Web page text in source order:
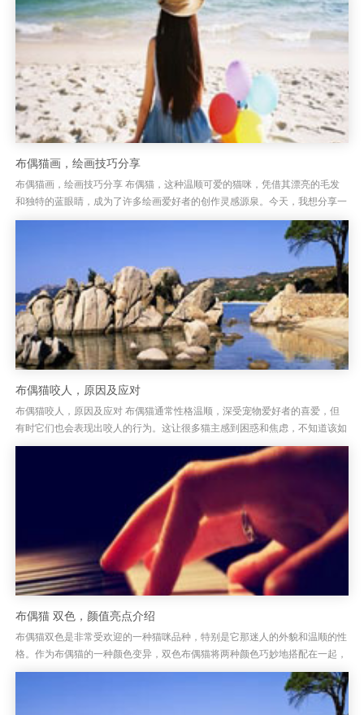
布偶猫画，绘画技巧分享
布偶猫画，绘画技巧分享 布偶猫，这种温顺可爱的猫咪，凭借其漂亮的毛发
和独特的蓝眼睛，成为了许多绘画爱好者的创作灵感源泉。今天，我想分享一
些绘制布偶猫的技巧，帮助大家能够更加生动、真实地呈现出这只猫咪的...
布偶猫咬人，原因及应对
布偶猫咬人，原因及应对 布偶猫通常性格温顺，深受宠物爱好者的喜爱，但
有时它们也会表现出咬人的行为。这让很多猫主感到困惑和焦虑，不知道该如
何处理。布偶猫咬人其实并非出于攻击性，它们的咬人行为常常是由于某...
布偶猫 双色，颜值亮点介绍
布偶猫双色是非常受欢迎的一种猫咪品种，特别是它那迷人的外貌和温顺的性
格。作为布偶猫的一种颜色变异，双色布偶猫将两种颜色巧妙地搭配在一起，
呈现出独特的美丽。布偶猫的双色外观通常分为深浅色相间的毛发，常见...